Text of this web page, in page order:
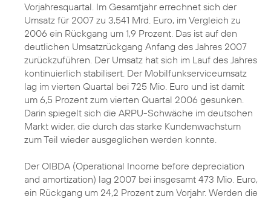
Vorjahresquartal. Im Gesamtjahr errechnet sich der
Umsatz für 2007 zu 3,541 Mrd. Euro, im Vergleich zu
2006 ein Rückgang um 1,9 Prozent. Das ist auf den
deutlichen Umsatzrückgang Anfang des Jahres 2007
zurückzuführen. Der Umsatz hat sich im Lauf des Jahres
kontinuierlich stabilisert. Der Mobilfunkserviceumsatz
lag im vierten Quartal bei 725 Mio. Euro und ist damit
um 6,5 Prozent zum vierten Quartal 2006 gesunken.
Darin spiegelt sich die ARPU-Schwäche im deutschen
Markt wider, die durch das starke Kundenwachstum
zum Teil wieder ausgeglichen werden konnte.
Der OIBDA (Operational Income before depreciation
and amortization) lag 2007 bei insgesamt 473 Mio. Euro,
ein Rückgang um 24,2 Prozent zum Vorjahr. Werden die